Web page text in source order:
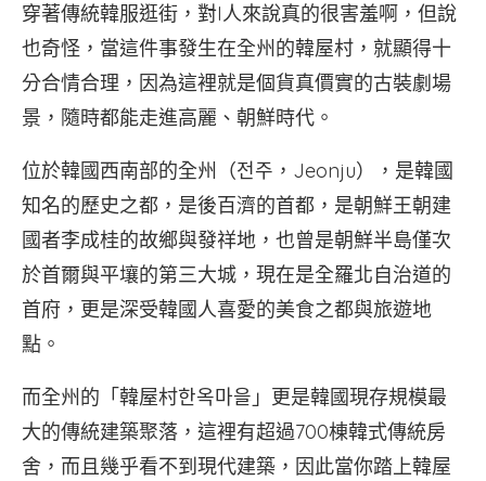
穿著傳統韓服逛街，對I人來說真的很害羞啊，但說
也奇怪，當這件事發生在全州的韓屋村，就顯得十
分合情合理，因為這裡就是個貨真價實的古裝劇場
景，隨時都能走進高麗、朝鮮時代。
位於韓國西南部的全州（전주，Jeonju），是韓國
知名的歷史之都，是後百濟的首都，是朝鮮王朝建
國者李成桂的故鄉與發祥地，也曾是朝鮮半島僅次
於首爾與平壤的第三大城，現在是全羅北自治道的
首府，更是深受韓國人喜愛的美食之都與旅遊地
點。
而全州的「韓屋村한옥마을」更是韓國現存規模最
大的傳統建築聚落，這裡有超過700棟韓式傳統房
舍，而且幾乎看不到現代建築，因此當你踏上韓屋